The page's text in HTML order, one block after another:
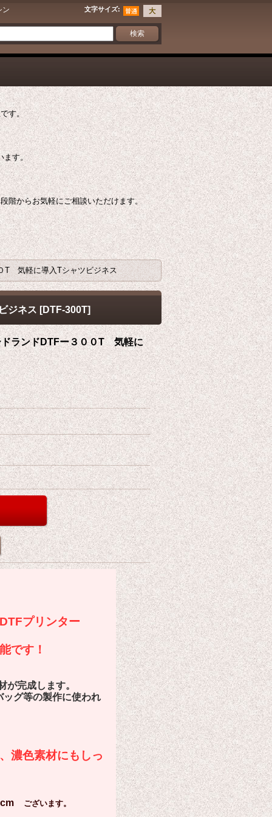
ン 文字サイズ:
す。
ます。
階からお気軽にご相談いただけます。
T 気軽に導入Tシャツビジネス
ジネス [DTF-300T]
ランドDTFー３００T 気軽に
プリンター
です！
完成します。
グ等の製作に使われ
濃色素材にもしっ
ございます。